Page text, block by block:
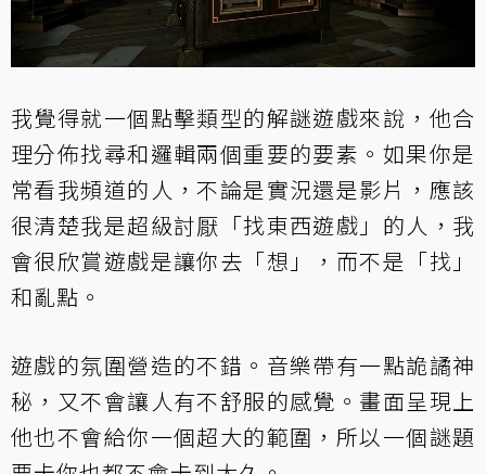
我覺得就一個點擊類型的解謎遊戲來說，他合
理分佈找尋和邏輯兩個重要的要素。如果你是
常看我頻道的人，不論是實況還是影片，應該
很清楚我是超級討厭「找東西遊戲」的人，我
會很欣賞遊戲是讓你去「想」，而不是「找」
和亂點。
遊戲的氛圍營造的不錯。音樂帶有一點詭譎神
秘，又不會讓人有不舒服的感覺。畫面呈現上
他也不會給你一個超大的範圍，所以一個謎題